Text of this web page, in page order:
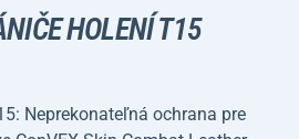
HOLENÍ T15
Neprekonateľná ochrana pre